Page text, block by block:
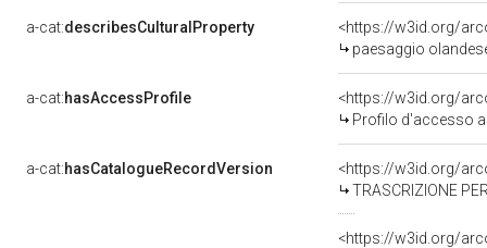
a-cat:describesCulturalProperty
<https://w3id.org/
paesaggio
a-cat:hasAccessProfile
<https://w3id.org/
Profilo d'accesso
a-cat:hasCatalogueRecordVersion
<https://w3id.org/
TRASCRIZIONE
<https://w3id.org/